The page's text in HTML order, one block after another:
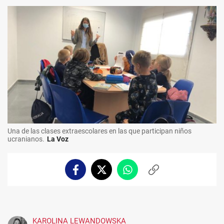
Una de las clases extraescolares en las que participan niños
ucranianos. La Voz
FacebookTwitterWhatsappCopiar
KAROLINA LEWANDOWSKA